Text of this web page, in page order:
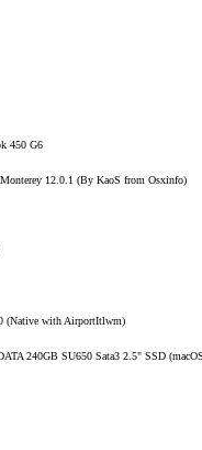
450 G6
12.0.1 (By KaoS from Osxinfo)
(Native with AirportItlwm)
240GB SU650 Sata3 2.5" SSD